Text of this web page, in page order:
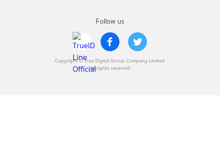
Follow us
Copyright © True Digital Group Company Limited.
All rights reserved